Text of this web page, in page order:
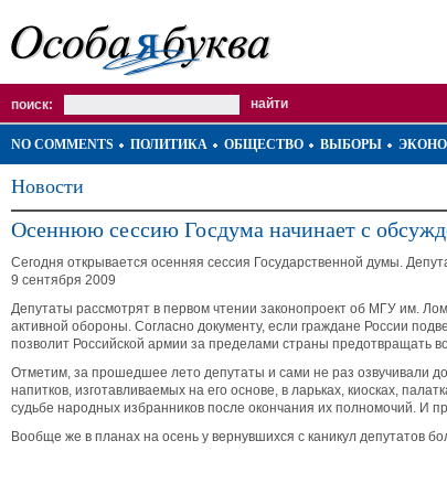
поиск:
NO COMMENTS ПОЛИТИКА ОБЩЕСТВО ВЫБОРЫ
Новости
Осеннюю сессию Госдума начинает с
Сегодня открывается осенняя сессия Государственной думы.
9 сентября 2009
Депутаты рассмотрят в первом чтении законопроект об МГУ им.
активной обороны. Согласно документу, если граждане России
позволит Российской армии за пределами страны предотвращать
Отметим, за прошедшее лето депутаты и сами не раз озвучивали
напитков, изготавливаемых на его основе, в ларьках, киосках,
судьбе народных избранников после окончания их полномочий. И
Вообще же в планах на осень у вернувшихся с каникул депутатов